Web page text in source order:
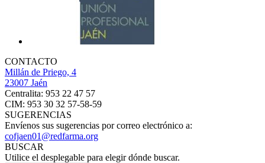
CONTACTO
Millán de Priego, 4
23007 Jaén
Centralita: 953 22 47 57
CIM: 953 30 32 57-58-59
SUGERENCIAS
Envíenos sus sugerencias por correo electrónico a:
cofjaen01@redfarma.org
BUSCAR
Utilice el desplegable para elegir dónde buscar.